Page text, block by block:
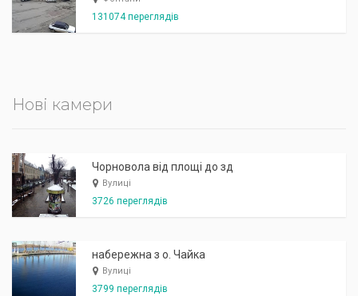
131074 переглядів
Нові камери
Чорновола від площі до зд
Вулиці
3726 переглядів
набережна з о. Чайка
Вулиці
3799 переглядів